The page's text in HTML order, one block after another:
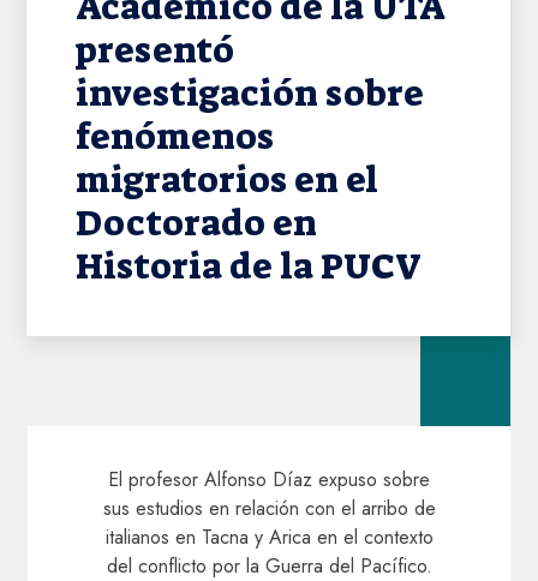
presentó
investigación sobre
fenómenos
migratorios en el
Doctorado en
Historia de la PUCV
El profesor Alfonso Díaz expuso sobre
sus estudios en relación con el arribo de
italianos en Tacna y Arica en el contexto
del conflicto por la Guerra del Pacífico.